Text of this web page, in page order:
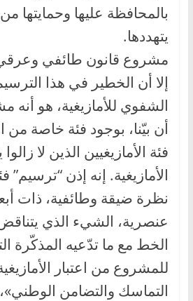
بالمحافظة عليها وحمايتها
يتهددها.
مشروع قانون طائفي
إلا أن الخطير في هذا
الشفوي للأمازيغية، هو
أن بيّنا، بوجود فئة خاصة من
فئة الأمازيغيين الذين لا
الأمازيغية. إنه إذن
نظرة ضيقة وطائفية، ذات
عنصرية، الشيء الذي
الخط مع ما تدّعيه المذكّرة
للمشروع من اعتبار
التماسك والتضامن